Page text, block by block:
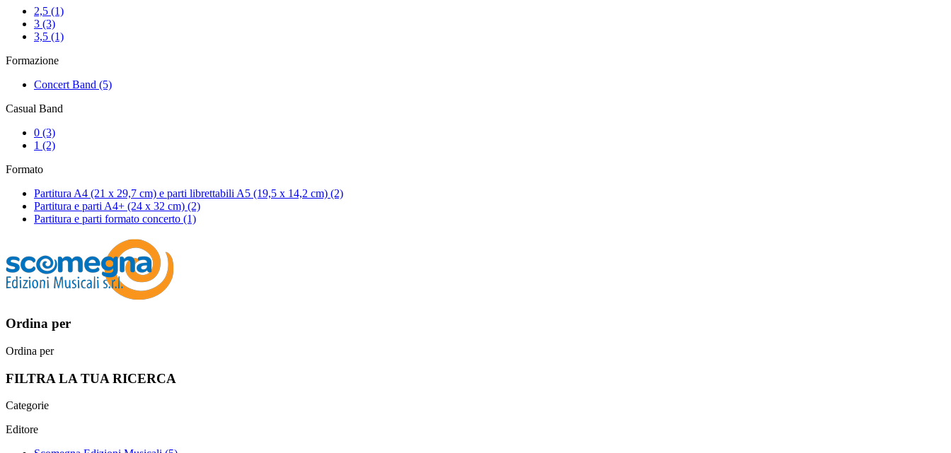
2,5 (1)
3 (3)
3,5 (1)
Formazione
Concert Band (5)
Casual Band
0 (3)
1 (2)
Formato
Partitura A4 (21 x 29,7 cm) e parti librettabili A5 (19,5 x 14,2 cm) (2)
Partitura e parti A4+ (24 x 32 cm) (2)
Partitura e parti formato concerto (1)
Ordina per
Ordina per
FILTRA LA TUA RICERCA
Categorie
Editore